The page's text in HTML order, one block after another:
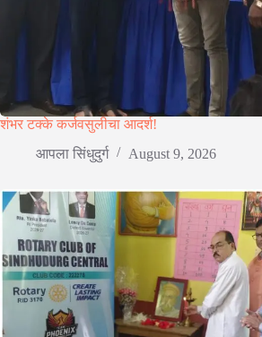
शंभर टक्के कर्जवसुलीचा आदर्श!
आपला सिंधुदुर्ग
August 9, 2026